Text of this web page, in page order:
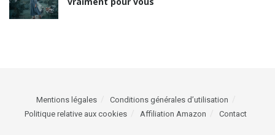
Mentions légales
Conditions générales d’utilisation
Politique relative aux cookies
Affiliation Amazon Contact